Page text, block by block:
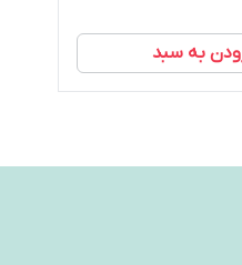
به سبد